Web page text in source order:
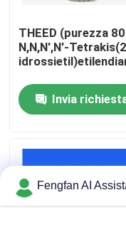
Controllo di
Contattaci
Chiedi un preventivo
Prodotti chimici
THEED (purezza
N,N,N',N'-
Invia
Fengfan AI